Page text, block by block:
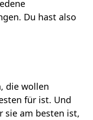
Du hast also
die wollen
für ist. Und
sie am besten ist,